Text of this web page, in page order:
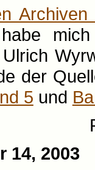
der
5 und
14, 2003